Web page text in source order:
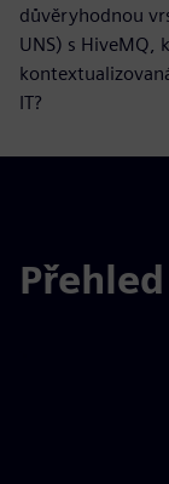
důvěryhodnou
UNS) s HiveMQ,
IT?
Přehled